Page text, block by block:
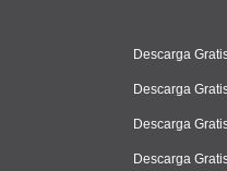
Descarga
Descarga
Descarga
Descarga